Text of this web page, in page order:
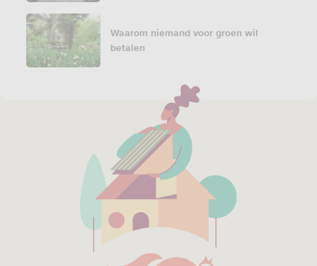
Waarom niemand voor groen wil
betalen